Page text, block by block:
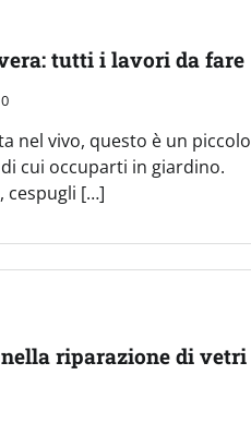
tutti i lavori da fare
0
nel vivo, questo è un piccolo
cui occuparti in giardino.
cespugli […]
riparazione di vetri